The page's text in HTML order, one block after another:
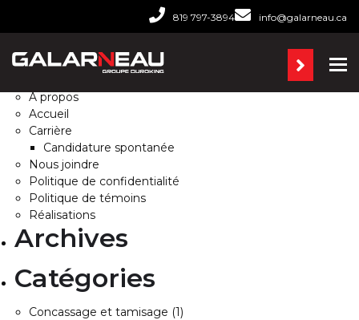
819 797-3894 info@galarneau.ca
Pages
À propos
Accueil
Carrière
Candidature spontanée
Nous joindre
Politique de confidentialité
Politique de témoins
Réalisations
Archives
Catégories
Concassage et tamisage (1)